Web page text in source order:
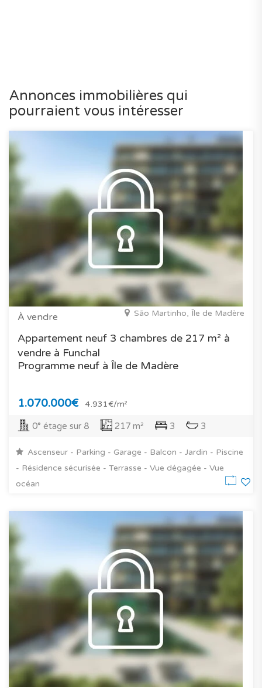
Annonces immobilières qui
pourraient vous intéresser
À vendre São Martinho, Île de Madère
Appartement neuf 3 chambres de 217 m² à
vendre à Funchal
Programme neuf à Île de Madère
1.070.000€ 4.931€/m²
0° étage sur 8 217 m² 3 3
Ascenseur - Parking - Garage - Balcon - Jardin - Piscine
- Résidence sécurisée - Terrasse - Vue dégagée - Vue
océan